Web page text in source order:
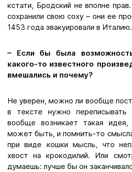
кстати, Бродский не вполне
сохранили свою соху – они ее
1453 года эвакуировали в Италию.
– Если бы была
какого-то известного
вмешались и почему?
Не уверен, можно ли вообще
в тексте нужно
вообще возникает такая
может быть, и помнить-то
при виде кошки мысль, что
хвост на крокодилий. Или
думаешь: лучше бы он